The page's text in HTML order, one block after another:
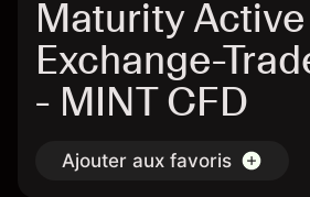
Maturity Active
Exchange-
- MINT CFD
Ajouter aux favoris